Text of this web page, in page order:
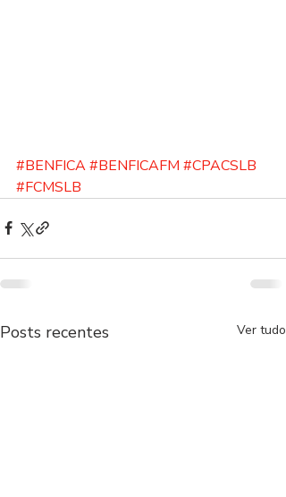
#BENFICA#BENFICAFM #CPACSLB
#FCMSLB
Posts recentes Ver tudo